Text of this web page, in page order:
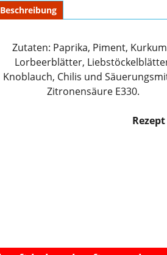
Beschreibung
Zutaten: Paprika, Piment,
Lorbeerblätter,
Knoblauch, Chilis und
Zitronensäure E330.